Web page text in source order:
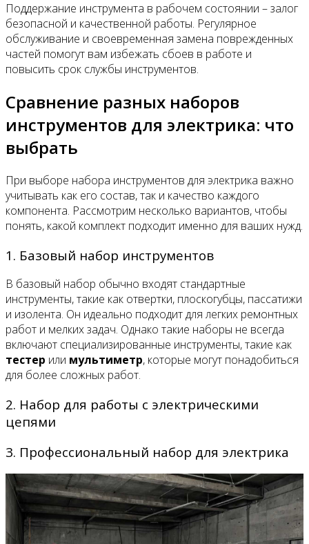
Поддержание инструмента в рабочем состоянии – залог
безопасной и качественной работы. Регулярное
обслуживание и своевременная замена поврежденных
частей помогут вам избежать сбоев в работе и
повысить срок службы инструментов.
Сравнение разных наборов
инструментов для электрика: что
выбрать
При выборе набора инструментов для электрика важно
учитывать как его состав, так и качество каждого
компонента. Рассмотрим несколько вариантов, чтобы
понять, какой комплект подходит именно для ваших нужд.
1. Базовый набор инструментов
В базовый набор обычно входят стандартные
инструменты, такие как отвертки, плоскогубцы, пассатижи
и изолента. Он идеально подходит для легких ремонтных
работ и мелких задач. Однако такие наборы не всегда
включают специализированные инструменты, такие как
тестер или мультиметр, которые могут понадобиться
для более сложных работ.
2. Набор для работы с электрическими
цепями
3. Профессиональный набор для электрика